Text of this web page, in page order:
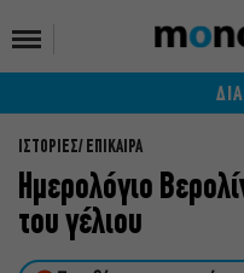
ΙΣΤΟΡΙΕΣ ΕΠΙΚΑΙΡΑ
Ημερολόγιο
του γέλιου